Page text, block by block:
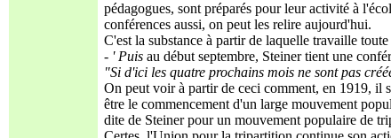
pédagogues, sont préparés pour leur activité à
conférences aussi, on peut les relire aujourd'hui.
C'est la substance à partir de laquelle travaille
- ' Puis au début septembre, Steiner tient une
"Si d'ici les quatre prochains mois ne sont pas
On peut voir à partir de ceci comment, en 1919, il
être le commencement d'un large mouvement
dite de Steiner pour un mouvement populaire de